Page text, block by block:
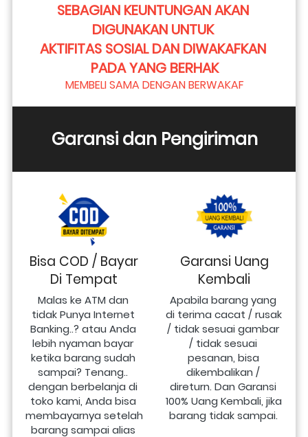
SEBAGIAN KEUNTUNGAN AKAN
DIGUNAKAN UNTUK
AKTIFITAS SOSIAL DAN DIWAKAFKAN
PADA YANG BERHAK
MEMBELI SAMA DENGAN BERWAKAF
Garansi dan Pengiriman
Bisa COD / Bayar
Di Tempat
Malas ke ATM dan
tidak Punya Internet
Banking..? atau Anda
lebih nyaman bayar
ketika barang sudah
sampai? Tenang..
dengan berbelanja di
toko kami, Anda bisa
membayarnya setelah
barang sampai alias
Garansi Uang
Kembali
Apabila barang yang
di terima cacat / rusak
/ tidak sesuai gambar
/ tidak sesuai
pesanan, bisa
dikembalikan /
direturn. Dan Garansi
100% Uang Kembali, jika
barang tidak sampai.